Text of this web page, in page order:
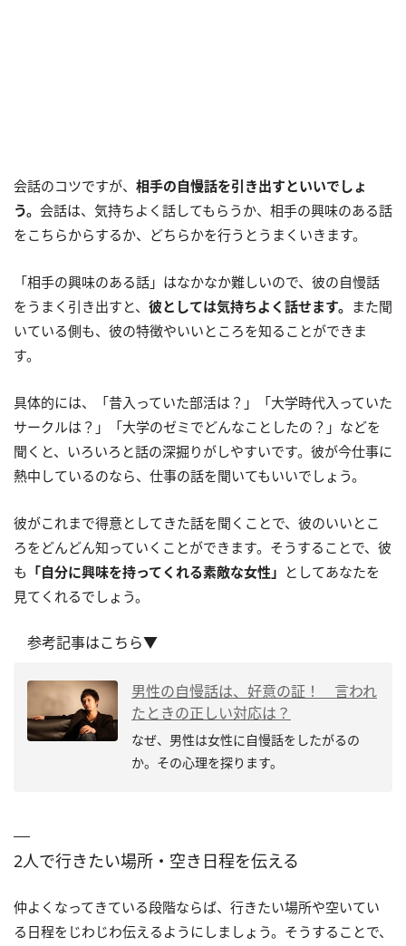
会話のコツですが、 相手の自慢話を引き出すといいでしょ
う。 会話は、気持ちよく話してもらうか、相手の興味のある話
をこちらからするか、どちらかを行うとうまくいきます。
「相手の興味のある話」はなかなか難しいので、彼の自慢話
をうまく引き出すと、 彼としては気持ちよく話せます。 また聞
いている側も、彼の特徴やいいところを知ることができま
す。
具体的には、「昔入っていた部活は？」「大学時代入っていた
サークルは？」「大学のゼミでどんなことしたの？」などを
聞くと、いろいろと話の深掘りがしやすいです。彼が今仕事に
熱中しているのなら、仕事の話を聞いてもいいでしょう。
彼がこれまで得意としてきた話を聞くことで、彼のいいとこ
ろをどんどん知っていくことができます。そうすることで、彼
も 「自分に興味を持ってくれる素敵な女性」 としてあなたを
見てくれるでしょう。
参考記事はこちら▼
男性の自慢話は、好意の証！ 言われ
たときの正しい対応は？
なぜ、男性は女性に自慢話をしたがるの
か。その心理を探ります。
2人で行きたい場所・空き日程を伝える
仲よくなってきている段階ならば、行きたい場所や空いてい
る日程をじわじわ伝えるようにしましょう。そうすることで、